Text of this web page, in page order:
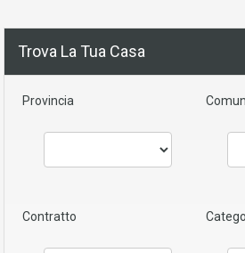
Trova La Tua Casa
Provincia
Contratto